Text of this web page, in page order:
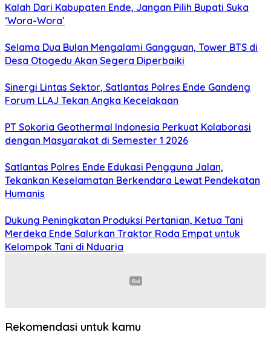
Kalah Dari Kabupaten Ende, Jangan Pilih Bupati Suka
‘Wora-Wora’
Selama Dua Bulan Mengalami Gangguan, Tower BTS di
Desa Otogedu Akan Segera Diperbaiki
Sinergi Lintas Sektor, Satlantas Polres Ende Gandeng
Forum LLAJ Tekan Angka Kecelakaan
PT Sokoria Geothermal Indonesia Perkuat Kolaborasi
dengan Masyarakat di Semester 1 2026
Satlantas Polres Ende Edukasi Pengguna Jalan,
Tekankan Keselamatan Berkendara Lewat Pendekatan
Humanis
Dukung Peningkatan Produksi Pertanian, Ketua Tani
Merdeka Ende Salurkan Traktor Roda Empat untuk
Kelompok Tani di Nduaria
Rekomendasi untuk kamu